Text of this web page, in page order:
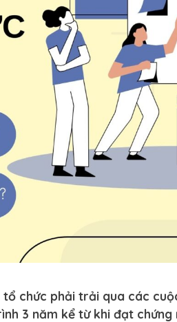
chức phải trải qua các
3 năm kể từ khi đạt chứng